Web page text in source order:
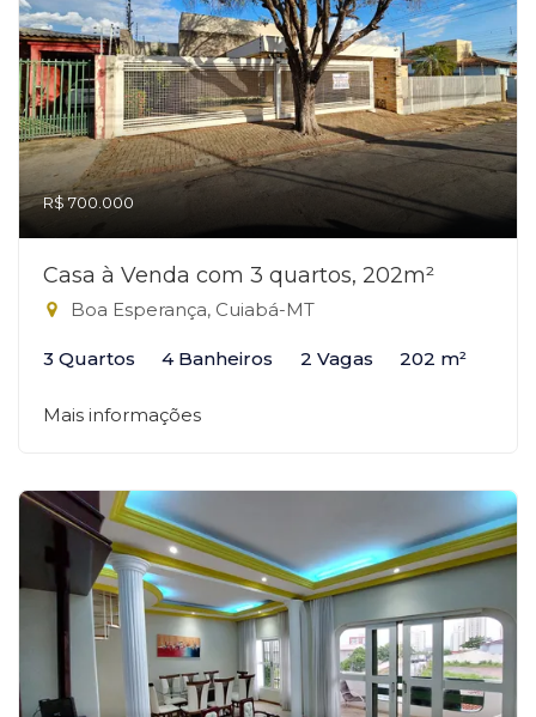
R$ 700.000
Casa à Venda com 3 quartos, 202m²
Boa Esperança, Cuiabá-MT
3 Quartos 4 Banheiros 2 Vagas 202 m²
Mais informações